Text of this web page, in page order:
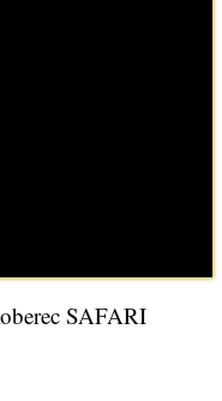
SAFARI